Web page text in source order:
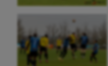
Billard
Boules lyonnaises
Canoë-kayak